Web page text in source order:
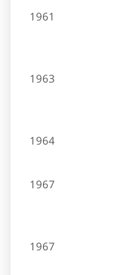
1961
1963
1964
1967
1967